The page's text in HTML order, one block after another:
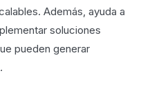
Además, ayuda a
soluciones
pueden generar